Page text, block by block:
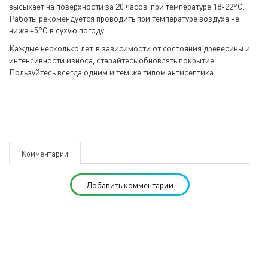
высыхает на поверхности за 20 часов, при температуре 18-22°С.
Работы рекомендуется проводить при температуре воздуха не
ниже +5°С в сухую погоду.
Каждые несколько лет, в зависимости от состояния древесины и
интенсивности износа, старайтесь обновлять покрытие.
Пользуйтесь всегда одним и тем же типом антисептика.
Комментарии
Добавить комментарий